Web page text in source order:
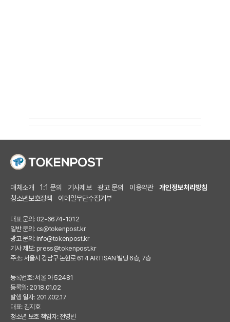
매체소개 1:1 문의 기사제보 광고 문의 이용약관
개인정보처리방침
청소년보호정책
이메일무단수집거부
대표 문의: 02-6674-1012
일반 문의: cs@tokenpost.kr
광고 문의: info@tokenpost.kr
기사 제보: press@tokenpost.kr
주소: 서울시 강남구 논현로 614 ARTISAN 빌딩 6층, 7층
등록번호: 서울 아 52481
등록일: 2018.01.02
발행 일자: 2017.02.17
대표: 김지호
청소년 보호 책임자: 전영빈